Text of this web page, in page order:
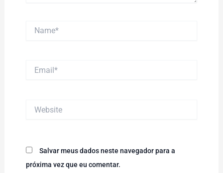
Salvar meus dados neste navegador para a
próxima vez que eu comentar.